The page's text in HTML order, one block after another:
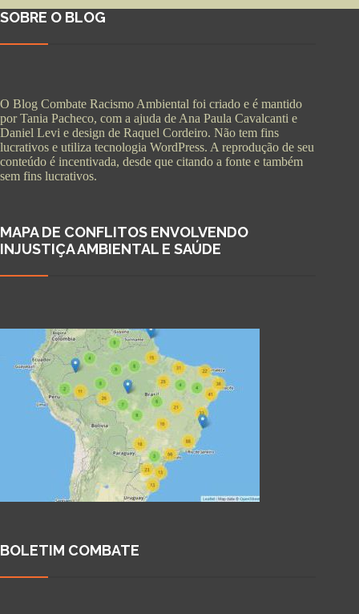
SOBRE O BLOG
O Blog Combate Racismo Ambiental foi criado e é mantido
por Tania Pacheco, com a ajuda de Ana Paula Cavalcanti e
Daniel Levi e design de Raquel Cordeiro. Não tem fins
lucrativos e utiliza tecnologia WordPress. A reprodução de seu
conteúdo é incentivada, desde que citando a fonte e também
sem fins lucrativos.
MAPA DE CONFLITOS ENVOLVENDO
INJUSTIÇA AMBIENTAL E SAÚDE
BOLETIM COMBATE